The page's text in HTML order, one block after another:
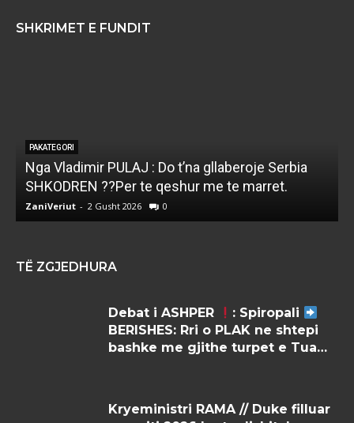
SHKRIMET E FUNDIT
PAKATEGORI
Nga Vladimir PULAJ : Do t’na gllaberoje Serbia
SHKODREN ??Per te qeshur me te marret.
ZaniVeriut - 2 Gusht 2026 0
TË ZGJEDHURA
Debat i ASHPER
: Spiropali
BERISHES: Rri o PLAK ne shtepi
bashke me gjithe turpet e Tua…
Kryeministri RAMA // Duke filluar